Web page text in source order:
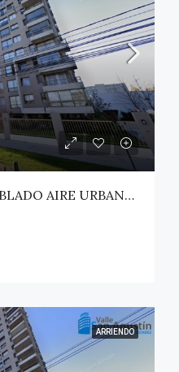
DEPARTAMENTO AMOBLADO AIRE URBANO (PAZ) – TALCA
ARRIENDO